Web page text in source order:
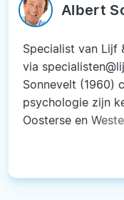
Albert
Specialist van Lijf
via
Sonnevelt (1960)
psychologie zijn
Oosterse en
Inmiddels is zijn